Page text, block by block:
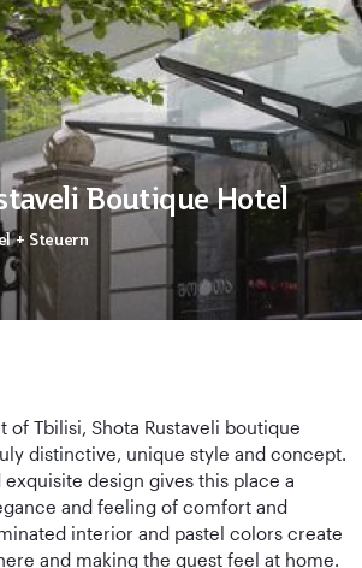
Boutique Hotel
+ Steuern
of Tbilisi, Shota Rustaveli boutique
distinctive, unique style and concept.
design gives this place a
and feeling of comfort and
interior and pastel colors create
and making the guest feel at home.